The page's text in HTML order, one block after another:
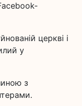
церкві і
у
з